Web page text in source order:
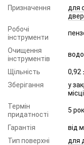
Призначення для
Робочі
інструменти
Очищення
інструментів
Щільність
0,92
Зберігання
у
Термін
придатності
5
Гарантія
від
Тип поверхні
для